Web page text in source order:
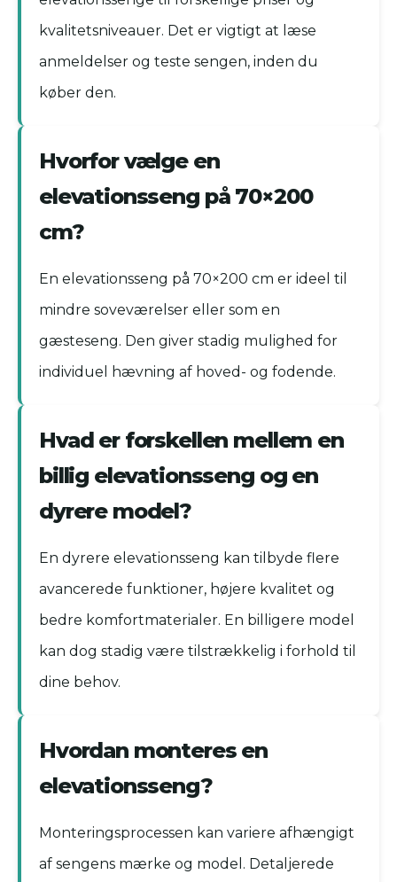
kvalitetsniveauer. Det er vigtigt at læse
anmeldelser og teste sengen, inden du
køber den.
Hvorfor vælge en
elevationsseng på 70×200
cm?
En elevationsseng på 70×200 cm er ideel til
mindre soveværelser eller som en
gæsteseng. Den giver stadig mulighed for
individuel hævning af hoved- og fodende.
Hvad er forskellen mellem en
billig elevationsseng og en
dyrere model?
En dyrere elevationsseng kan tilbyde flere
avancerede funktioner, højere kvalitet og
bedre komfortmaterialer. En billigere model
kan dog stadig være tilstrækkelig i forhold til
dine behov.
Hvordan monteres en
elevationsseng?
Monteringsprocessen kan variere afhængigt
af sengens mærke og model. Detaljerede